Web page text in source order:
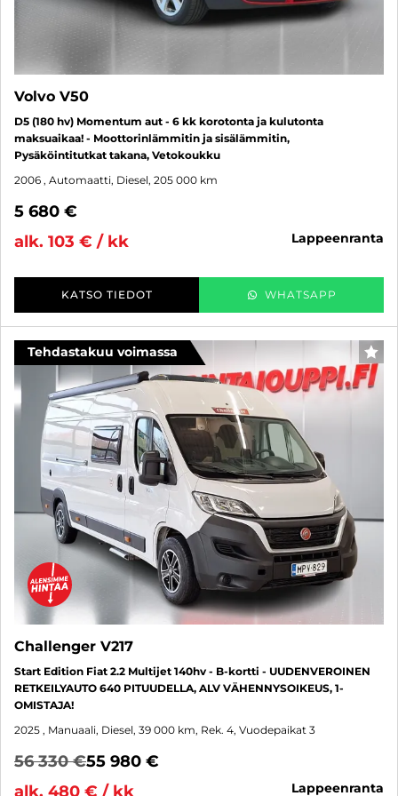
Volvo V50
D5 (180 hv) Momentum aut - 6 kk korotonta ja kulutonta
maksuaikaa! - Moottorinlämmitin ja sisälämmitin,
Pysäköintitutkat takana, Vetokoukku
2006 , Automaatti, Diesel, 205 000 km
5 680 €
alk. 103 € / kk
lappeenranta
KATSO TIEDOT WHATSAPP
Tehdastakuu voimassa
Challenger V217
Start Edition Fiat 2.2 Multijet 140hv - B-kortti - UUDENVEROINEN
RETKEILYAUTO 640 PITUUDELLA, ALV VÄHENNYSOIKEUS, 1-
OMISTAJA!
2025 , Manuaali, Diesel, 39 000 km, Rek. 4, Vuodepaikat 3
56 330 €55 980 €
alk. 480 € / kk
lappeenranta